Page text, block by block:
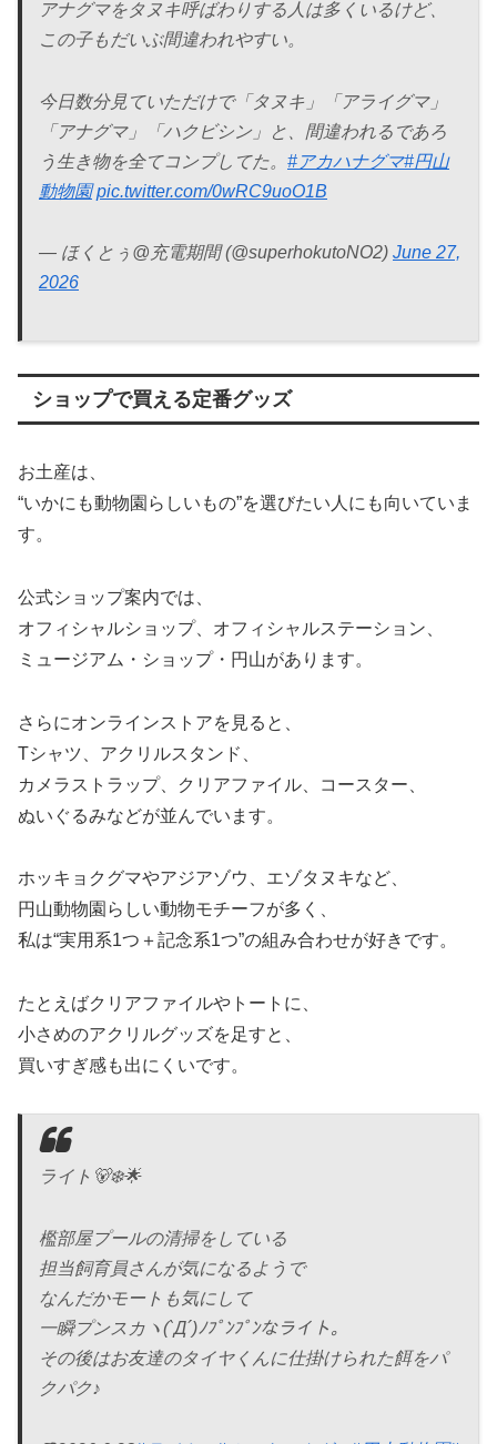
アナグマをタヌキ呼ばわりする人は多くいるけど、
この子もだいぶ間違われやすい。
今日数分見ていただけで「タヌキ」「アライグマ」
「アナグマ」「ハクビシン」と、間違われるであろ
う生き物を全てコンプしてた。 #アカハナグマ#円山
動物園 pic.twitter.com/0wRC9uoO1B
— ほくとぅ@充電期間 (@superhokutoNO2) June 27,
2026
ショップで買える定番グッズ
お土産は、
“いかにも動物園らしいもの”を選びたい人にも向いていま
す。
公式ショップ案内では、
オフィシャルショップ、オフィシャルステーション、
ミュージアム・ショップ・円山があります。
さらにオンラインストアを見ると、
Tシャツ、アクリルスタンド、
カメラストラップ、クリアファイル、コースター、
ぬいぐるみなどが並んでいます。
ホッキョクグマやアジアゾウ、エゾタヌキなど、
円山動物園らしい動物モチーフが多く、
私は“実用系1つ＋記念系1つ”の組み合わせが好きです。
たとえばクリアファイルやトートに、
小さめのアクリルグッズを足すと、
買いすぎ感も出にくいです。
ライト🐻‍❄️🌟
檻部屋プールの清掃をしている
担当飼育員さんが気になるようで
なんだかモートも気にして
一瞬プンスカヽ(`Д´)ﾉﾌﾟﾝﾌﾟﾝなライト。
その後はお友達のタイヤくんに仕掛けられた餌をパ
クパク♪